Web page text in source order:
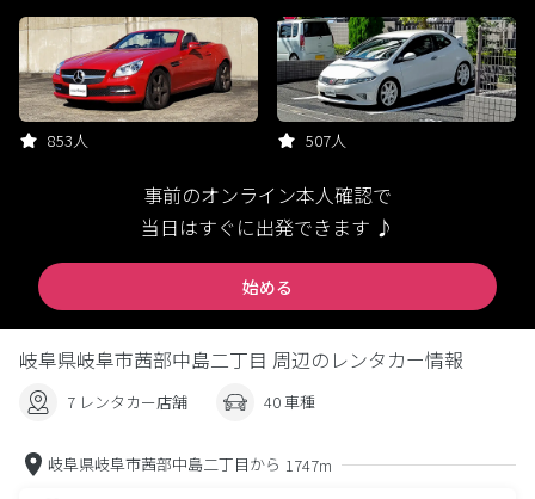
853人 507人
事前のオンライン本人確認で
当日はすぐに出発できます ♪
始める
岐阜県岐阜市茜部中島二丁目 周辺のレンタカー情報
7 レンタカー店舗 40 車種
岐阜県岐阜市茜部中島二丁目から 1747m